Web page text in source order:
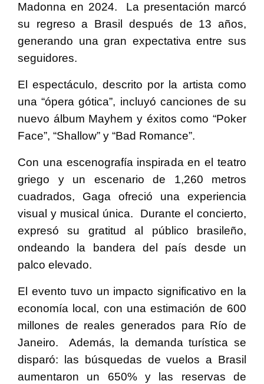
Madonna en 2024. La presentación marcó
su regreso a Brasil después de 13 años,
generando una gran expectativa entre sus
seguidores.
El espectáculo, descrito por la artista como
una “ópera gótica”, incluyó canciones de su
nuevo álbum Mayhem y éxitos como “Poker
Face”, “Shallow” y “Bad Romance”.
Con una escenografía inspirada en el teatro
griego y un escenario de 1,260 metros
cuadrados, Gaga ofreció una experiencia
visual y musical única.
Durante el concierto,
expresó su gratitud al público brasileño,
ondeando la bandera del país desde un
palco elevado.
El evento tuvo un impacto significativo en la
economía local, con una estimación de 600
millones de reales generados para Río de
Janeiro.
Además, la demanda turística se
disparó: las búsquedas de vuelos a Brasil
aumentaron un 650% y las reservas de